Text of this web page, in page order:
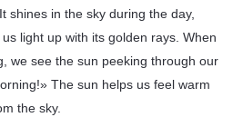
shines in the sky during the day,
light up with its golden rays. When
we see the sun peeking through our
The sun helps us feel warm
the sky.